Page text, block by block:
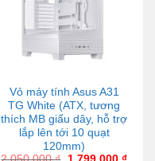
Vỏ máy tính Asus A31
TG White (ATX, tương
thích MB giấu dây, hỗ trợ
lắp lên tới 10 quạt
120mm)